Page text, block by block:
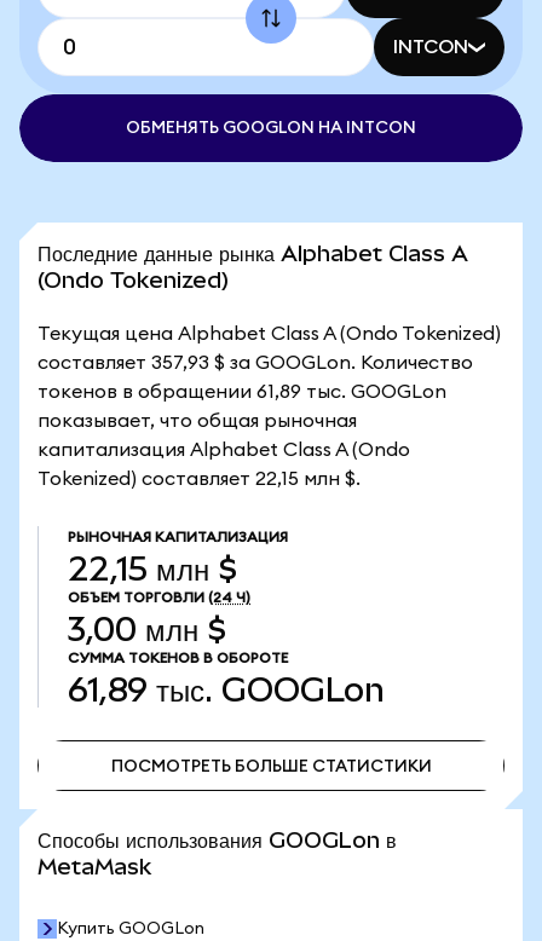
INTCON
ОБМЕНЯТЬ GOOGLON НА INTCON
Последние данные рынка Alphabet Class A
(Ondo Tokenized)
Текущая цена Alphabet Class A (Ondo Tokenized)
составляет 357,93 $ за GOOGLon. Количество
токенов в обращении 61,89 тыс. GOOGLon
показывает, что общая рыночная
капитализация Alphabet Class A (Ondo
Tokenized) составляет 22,15 млн $.
РЫНОЧНАЯ КАПИТАЛИЗАЦИЯ
22,15 млн $
ОБЪЕМ ТОРГОВЛИ (24 Ч)
3,00 млн $
СУММА ТОКЕНОВ В ОБОРОТЕ
61,89 тыс. GOOGLon
ПОСМОТРЕТЬ БОЛЬШЕ СТАТИСТИКИ
Способы использования GOOGLon в
MetaMask
Купить GOOGLon